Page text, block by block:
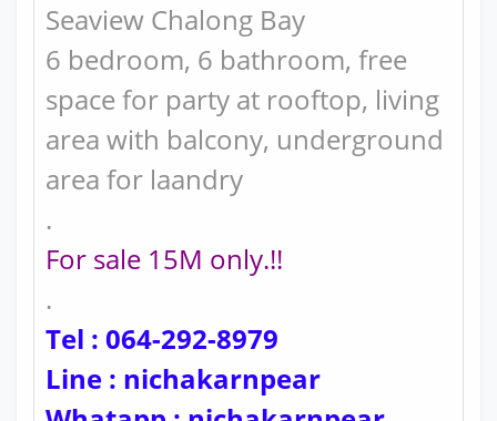
Seaview Chalong Bay
6 bedroom, 6 bathroom, free
space for party at rooftop, living
area with balcony, underground
area for laandry
.
For sale 15M only.!!
.
Tel : 064-292-8979
Line : nichakarnpear